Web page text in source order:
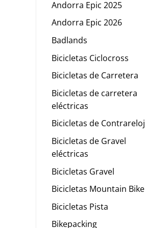
Andorra Epic 2025
Andorra Epic 2026
Badlands
Bicicletas Ciclocross
Bicicletas de Carretera
Bicicletas de carretera
eléctricas
Bicicletas de Contrareloj
Bicicletas de Gravel
eléctricas
Bicicletas Gravel
Bicicletas Mountain Bike
Bicicletas Pista
Bikepacking